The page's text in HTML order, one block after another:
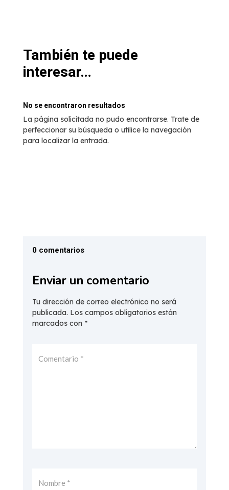
También te puede
interesar…
No se encontraron resultados
La página solicitada no pudo encontrarse. Trate de
perfeccionar su búsqueda o utilice la navegación
para localizar la entrada.
0 comentarios
Enviar un comentario
Tu dirección de correo electrónico no será
publicada. Los campos obligatorios están
marcados con *